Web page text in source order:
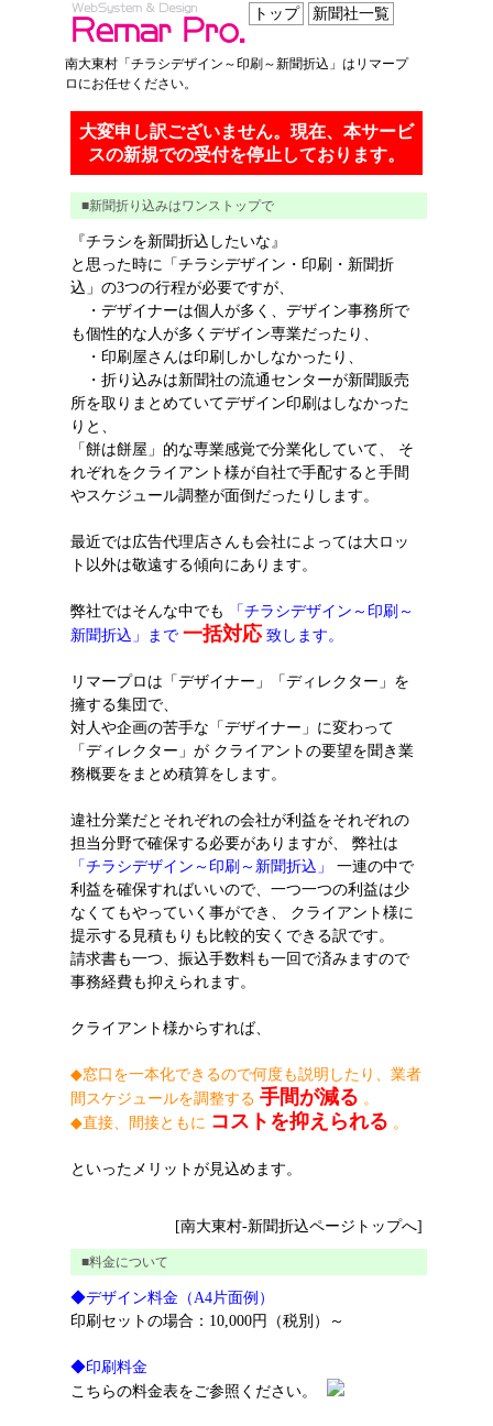
トップ 新聞社一覧
南大東村 「チラシデザイン ～印刷～新聞折込 」はリマープ
ロにお任せください。
大変申し訳ございません。現在、本サービ
スの新規での受付を停止しております。
■新聞折り込みはワンストップで
『チラシを新聞折込したいな』
と思った時に「チラシデザイン・印刷・新聞折
込」の3つの行程が必要ですが、
・デザイナーは個人が多く、デザイン事務所で
も個性的な人が多くデザイン専業だったり、
・印刷屋さんは印刷しかしなかったり、
・折り込みは新聞社の流通センターが新聞販売
所を取りまとめていてデザイン印刷はしなかった
りと、
「餅は餅屋」的な専業感覚で分業化していて、 そ
れぞれをクライアント様が自社で手配すると手間
やスケジュール調整が面倒だったりします。
最近では広告代理店さんも会社によっては大ロッ
ト以外は敬遠する傾向にあります。
弊社ではそんな中でも
「チラシデザイン～印刷～
新聞折込」まで 一括対応致します。
リマープロは「デザイナー」「ディレクター」を
擁する集団で、
対人や企画の苦手な「デザイナー」に変わって
「ディレクター」が クライアントの要望を聞き業
務概要をまとめ積算をします。
違社分業だとそれぞれの会社が利益をそれぞれの
担当分野で確保する必要がありますが、 弊社は
「チラシデザイン～印刷～新聞折込」 一連の中で
利益を確保すればいいので、一つ一つの利益は少
なくてもやっていく事ができ、 クライアント様に
提示する見積もりも比較的安くできる訳です。
請求書も一つ、振込手数料も一回で済みますので
事務経費も抑えられます。
クライアント様からすれば、
◆窓口を一本化できるので何度も説明したり、業者
間スケジュールを調整する 手間が減る 。
◆直接、間接ともに コストを抑えられる 。
といったメリットが見込めます。
[南大東村-新聞折込ページトップへ]
■料金について
◆デザイン料金（A4片面例）
印刷セットの場合：10,000円（税別）～
◆印刷料金
こちらの料金表をご参照ください。